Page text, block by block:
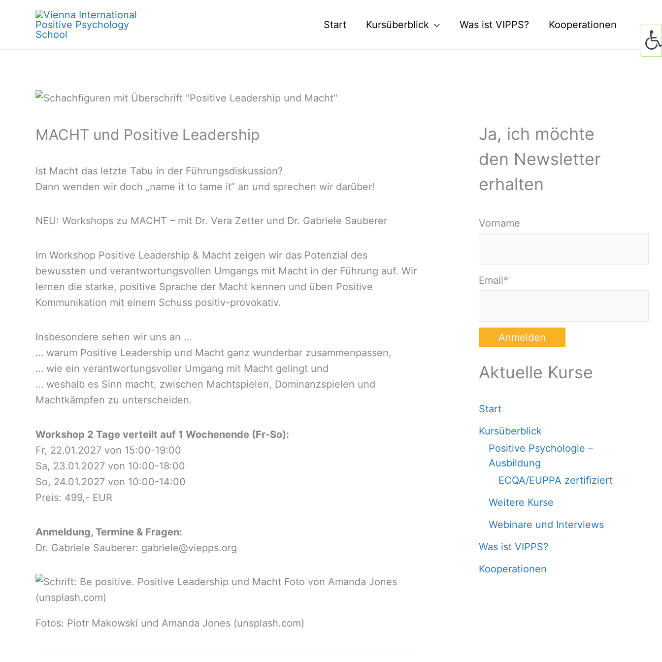
Start Kursüberblick Was ist VIPPS? Kooperationen
MACHT und Positive Leadership
Ist Macht das letzte Tabu in der Führungsdiskussion?
Dann wenden wir doch „name it to tame it“ an und sprechen wir darüber!
NEU: Workshops zu MACHT – mit Dr. Vera Zetter und Dr. Gabriele Sauberer
Im Workshop Positive Leadership & Macht zeigen wir das Potenzial des
bewussten und verantwortungsvollen Umgangs mit Macht in der Führung auf. Wir
lernen die starke, positive Sprache der Macht kennen und üben Positive
Kommunikation mit einem Schuss positiv-provokativ.
Insbesondere sehen wir uns an …
… warum Positive Leadership und Macht ganz wunderbar zusammenpassen,
… wie ein verantwortungsvoller Umgang mit Macht gelingt und
… weshalb es Sinn macht, zwischen Machtspielen, Dominanzspielen und
Machtkämpfen zu unterscheiden.
Workshop 2 Tage verteilt auf 1 Wochenende (Fr-So):
Fr, 22.01.2027 von 15:00-19:00
Sa, 23.01.2027 von 10:00-18:00
So, 24.01.2027 von 10:00-14:00
Preis: 499,- EUR
Anmeldung, Termine & Fragen:
Dr. Gabriele Sauberer: gabriele@viepps.org
Fotos: Piotr Makowski und Amanda Jones (unsplash.com)
Ja, ich möchte
den Newsletter
erhalten
Vorname
Email*
Aktuelle Kurse
Start
Kursüberblick
Positive Psychologie –
Ausbildung
ECQA/EUPPA zertifiziert
Weitere Kurse
Webinare und Interviews
Was ist VIPPS?
Kooperationen